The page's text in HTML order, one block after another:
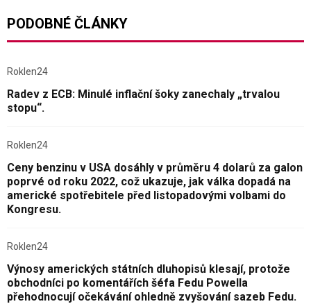
PODOBNÉ ČLÁNKY
Roklen24
Radev z ECB: Minulé inflační šoky zanechaly „trvalou
stopu“.
Roklen24
Ceny benzinu v USA dosáhly v průměru 4 dolarů za galon
poprvé od roku 2022, což ukazuje, jak válka dopadá na
americké spotřebitele před listopadovými volbami do
Kongresu.
Roklen24
Výnosy amerických státních dluhopisů klesají, protože
obchodníci po komentářích šéfa Fedu Powella
přehodnocují očekávání ohledně zvyšování sazeb Fedu.